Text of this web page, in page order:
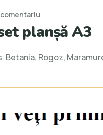
comentariu
planșă A3
Betania, Rogoz,